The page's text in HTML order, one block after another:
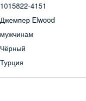
1015822-4151
Джемпер Elwood
мужчинам
Чёрный
Турция